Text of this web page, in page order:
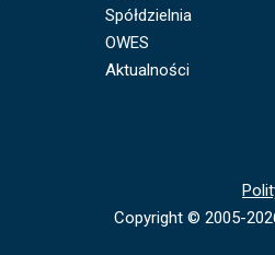
Spółdzielnia
OWES
Aktualności
Copyright © 2005-